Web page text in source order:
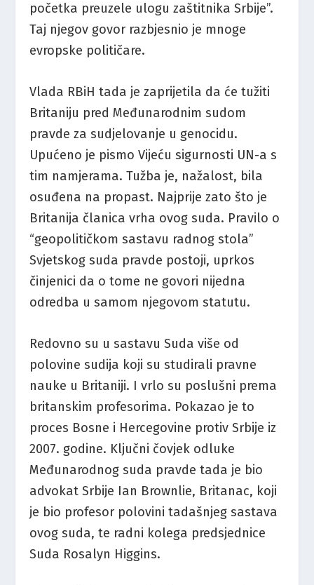
početka preuzele ulogu zaštitnika Srbije”.
Taj njegov govor razbjesnio je mnoge
evropske političare.
Vlada RBiH tada je zaprijetila da će tužiti
Britaniju pred Međunarodnim sudom
pravde za sudjelovanje u genocidu.
Upućeno je pismo Vijeću sigurnosti UN-a s
tim namjerama. Tužba je, nažalost, bila
osuđena na propast. Najprije zato što je
Britanija članica vrha ovog suda. Pravilo o
“geopolitičkom sastavu radnog stola”
Svjetskog suda pravde postoji, uprkos
činjenici da o tome ne govori nijedna
odredba u samom njegovom statutu.
Redovno su u sastavu Suda više od
polovine sudija koji su studirali pravne
nauke u Britaniji. I vrlo su poslušni prema
britanskim profesorima. Pokazao je to
proces Bosne i Hercegovine protiv Srbije iz
2007. godine. Ključni čovjek odluke
Međunarodnog suda pravde tada je bio
advokat Srbije Ian Brownlie, Britanac, koji
je bio profesor polovini tadašnjeg sastava
ovog suda, te radni kolega predsjednice
Suda Rosalyn Higgins.